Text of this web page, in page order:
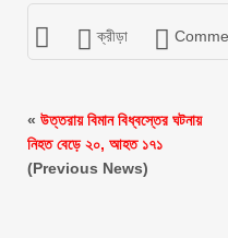
ক্রীড়া
« উত্তরায় বিমান বিধ্বস্তের ঘটনায়
নিহত বেড়ে ২০, আহত ১৭১
(Previous News)